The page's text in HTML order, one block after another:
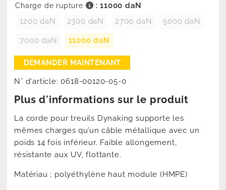
Charge de rupture
: 11000 daN
1200 daN
2300 daN 2700 daN 5000 daN
7000 daN 11000 daN
N° d'article:0618-00120-05-0
Plus d'informations sur le produit
La corde pour treuils Dynaking supporte les
mêmes charges qu’un câble métallique avec un
poids 14 fois inférieur. Faible allongement,
résistante aux UV, flottante.
Matériau ; polyéthylène haut module (HMPE)